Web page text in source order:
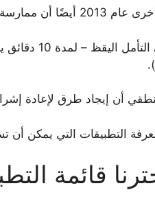
الإدراكية والذاكرة لدى مجموعة من الشباب.
يمكن أن
أن إيجاد طرق لإعادة
التطبيقات التي يمكن
قائمة